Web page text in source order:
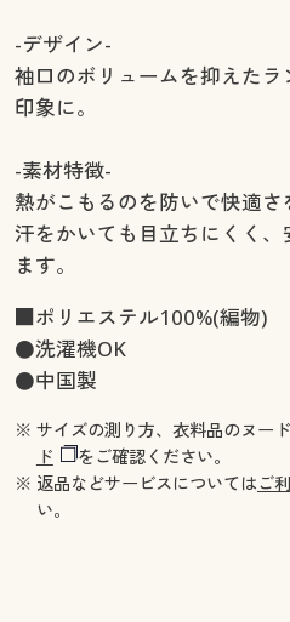
-デザイン-
袖口のボリュームを抑えた
印象に。
-素材特徴-
熱がこもるのを防いで快適さ
汗をかいても目立ちにくく
ます。
■ポリエステル100%(編物)
●洗濯機OK
●中国製
※ サイズの測り方、衣料品のヌー
ド
をご確認ください。
※ 返品などサービスについてはご
い。